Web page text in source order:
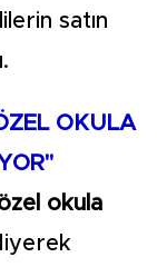
satın
OKULA
okula